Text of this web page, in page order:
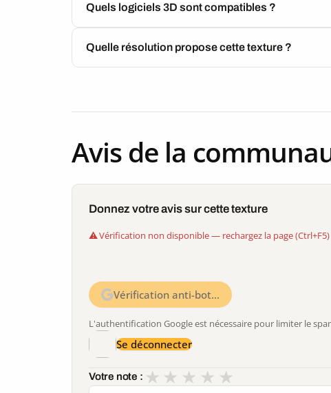
Quels logiciels 3D sont compatibles ?
Quelle résolution propose cette texture ?
Avis de la
Donnez votre avis sur cette texture
Vérification non disponible — rechargez la page (Ctrl+F5)
Vérification anti-bot…
L'authentification Google est nécessaire pour limiter le
Se déconnecter
Votre note : ★
★
★
★
★